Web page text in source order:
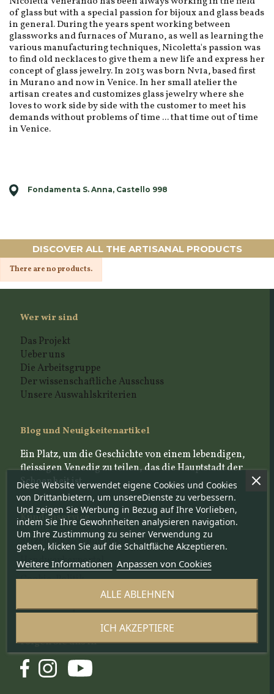
of glass but with a special passion for bijoux and glass beads
in general. During the years spent working between
glassworks and furnaces of Murano, as well as learning the
various manufacturing techniques, Nicoletta's passion was
to find old necklaces to give them a new life and express her
concept of glass jewelry. In 2013 was born Nv1a, based first
in Murano and now in Venice. In her small atelier the
artisan creates and customizes glass jewelry where she
loves to work side by side with the customer to meet his
demands without problems of time ... that time out of time
in Venice.
Fondamenta S. Anna, Castello 998
DISCOVER ALL THE ARTISANAL PRODUCTS
There are no products.
Wer wir sind
Das Projekt
Ueber uns
Die Arbeitsgruppe
Der wissenschaftliche Ausschuss
Unsere Auswahlskriterien
Blog und Neuigkeitenartikel
Ein Platz, um die Geschichte von einem lebendigen,
fleissigen Venedig zu teilen, das die Hauptstadt der
Schoenheit ist
Kundenservice
Setzen Sie sich mit uns in Verbindung
Handwerkerportal
Cookie-Politik
Datenschutzpolitik
Newsletter-politik
Folgen Sie uns in
Diese Website verwendet eigene Cookies und Cookies
von Drittanbietern, um unsereDienste zu verbessern.
Und zeigen Sie Werbung in Bezug auf Ihre Vorlieben,
indem Sie Ihre Gewohnheiten analysieren navigation.
Um Ihre Zustimmung zu seiner Verwendung zu
geben, klicken Sie auf die Schaltfläche Akzeptieren.
Weitere Informationen Anpassen von Cookies
ALLE ABLEHNEN
ICH AKZEPTIERE